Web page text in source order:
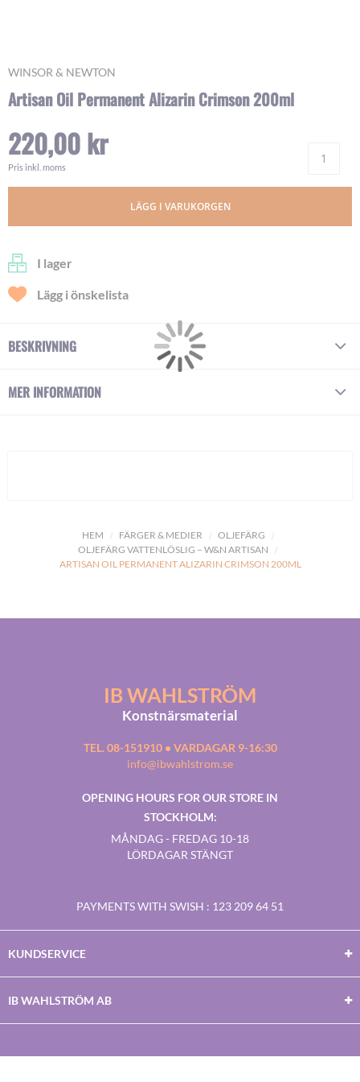
HEM FÄRGER & MEDIER
OLJEFÄRG
OLJEFÄRG VATTENLÖSLIG – W&N ARTISAN
ARTISAN OIL PERMANENT ALIZARIN CRIMSON 200ML
WINSOR & NEWTON
Artisan Oil Permanent Alizarin Crimson 200ml
220,00 kr
Pris inkl. moms
LÄGG I VARUKORGEN
I lager
Lägg i önskelista
Skip
the
of
the
images
BESKRIVNING
MER INFORMATION
IB WAHLSTRÖM
Konstnärsmaterial
TEL. 08-151910 • VARDAGAR 9-16:30
info@ibwahlstrom.se
OPENING HOURS FOR OUR STORE IN
STOCKHOLM:
MÅNDAG - FREDAG 10-18
LÖRDAGAR STÄNGT
PAYMENTS WITH SWISH : 123 209 64 51
KUNDSERVICE
IB WAHLSTRÖM AB
Facebook
TwitterYoutubeInstagram